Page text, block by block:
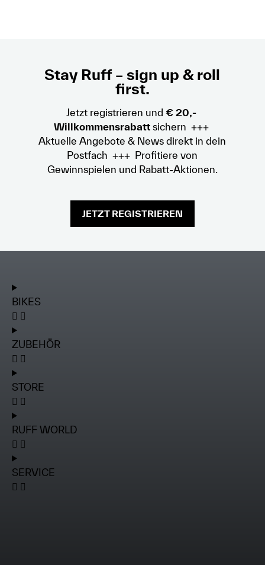
Stay Ruff – sign up & roll
first.
Jetzt registrieren und € 20,-
Willkommensrabattsichern +++
Aktuelle Angebote & News direkt in dein
Postfach +++ Profitiere von
Gewinnspielen und Rabatt-Aktionen.
JETZT REGISTRIEREN
BIKES
ZUBEHÖR
STORE
RUFF WORLD
SERVICE